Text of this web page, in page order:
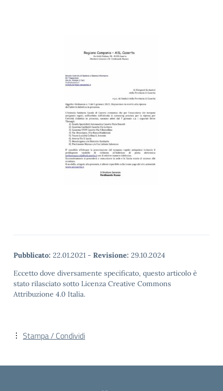
Pubblicato: 22.01.2021 - Revisione: 29.10.2024
Eccetto dove diversamente specificato, questo articolo è
stato rilasciato sotto Licenza Creative Commons
Attribuzione 4.0 Italia.
Stampa / Condividi